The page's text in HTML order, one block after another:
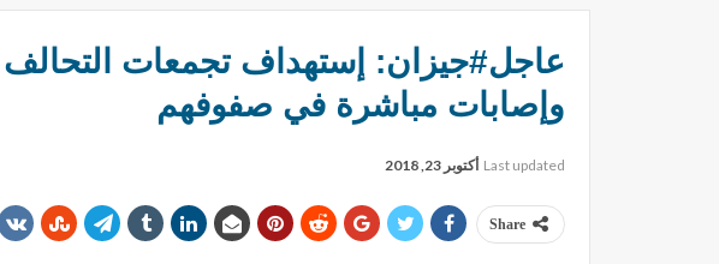
عاجل#جيزان: إستهداف تجمعات
وإصابات مباشرة في صفوفهم
Last updated أكتوبر 23, 2018
Share